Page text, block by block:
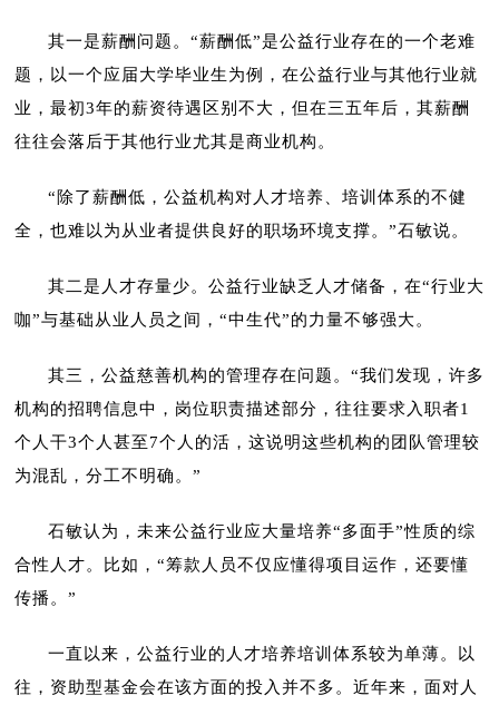
其一是薪酬问题。“薪酬低”是公益行业存在的一个老难
题，以一个应届大学毕业生为例，在公益行业与其他行业就
业，最初3年的薪资待遇区别不大，但在三五年后，其薪酬
往往会落后于其他行业尤其是商业机构。
“除了薪酬低，公益机构对人才培养、培训体系的不健
全，也难以为从业者提供良好的职场环境支撑。”石敏说。
其二是人才存量少。公益行业缺乏人才储备，在“行业大
咖”与基础从业人员之间，“中生代”的力量不够强大。
其三，公益慈善机构的管理存在问题。“我们发现，许多
机构的招聘信息中，岗位职责描述部分，往往要求入职者1
个人干3个人甚至7个人的活，这说明这些机构的团队管理较
为混乱，分工不明确。”
石敏认为，未来公益行业应大量培养“多面手”性质的综
合性人才。比如，“筹款人员不仅应懂得项目运作，还要懂
传播。”
一直以来，公益行业的人才培养培训体系较为单薄。以
往，资助型基金会在该方面的投入并不多。近年来，面对人